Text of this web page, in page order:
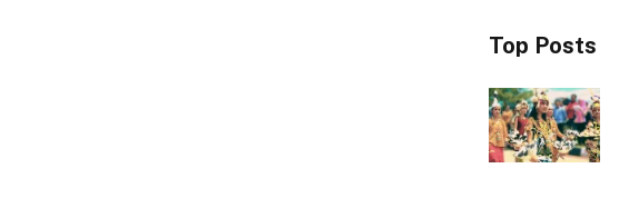
Top Posts